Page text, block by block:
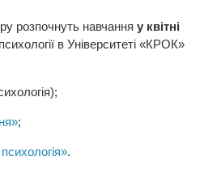
розпочнуть навчання у квітні
в Університеті «КРОК»
;
.